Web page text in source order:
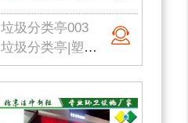
垃圾分类亭003
垃圾分类亭|塑料垃圾桶|户外垃圾站|公园垃圾桶|学校分类垃圾亭|北京垃圾桶厂家